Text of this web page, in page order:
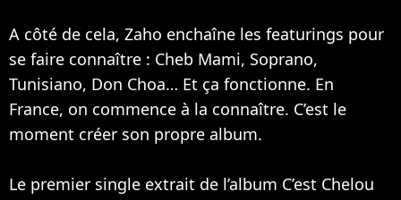
A côté de cela, Zaho enchaîne les featurings pour
se faire connaître : Cheb Mami, Soprano,
Tunisiano, Don Choa… Et ça fonctionne. En
France, on commence à la connaître. C’est le
moment créer son propre album.
Le premier single extrait de l’album C’est Chelou